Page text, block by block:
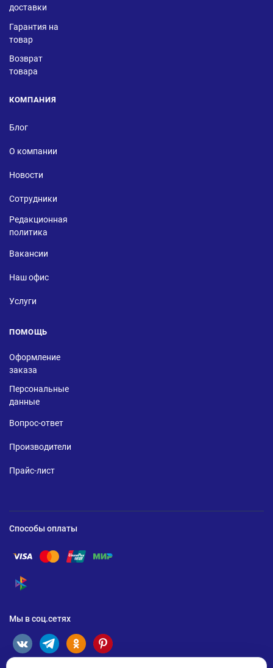
доставки
Гарантия на
товар
Возврат
товара
КОМПАНИЯ
Блог
О компании
Новости
Сотрудники
Редакционная
политика
Вакансии
Наш офис
Услуги
ПОМОЩЬ
Оформление
заказа
Персональные
данные
Вопрос-ответ
Производители
Прайс-лист
Способы оплаты
Помощь по оплате Visa
Помощь по оплате Mastercard
Помощь по оплате UnionPay
Помощь по оплате Мир
Помощь по оплате СБП
Мы в соц.сетях